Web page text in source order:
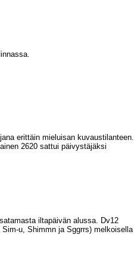
erittäin mieluisan kuvaustilanteen.
2620 sattui päivystäjäksi
iltapäivän alussa. Dv12
​u, Shimmn ja Sggrrs) melkoisella